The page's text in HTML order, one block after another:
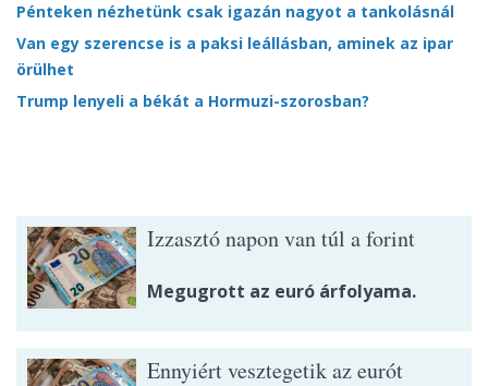
Pénteken nézhetünk csak igazán nagyot a tankolásnál
Van egy szerencse is a paksi leállásban, aminek az ipar
örülhet
Trump lenyeli a békát a Hormuzi-szorosban?
Izzasztó napon van túl a forint
Megugrott az euró árfolyama.
Ennyiért vesztegetik az eurót